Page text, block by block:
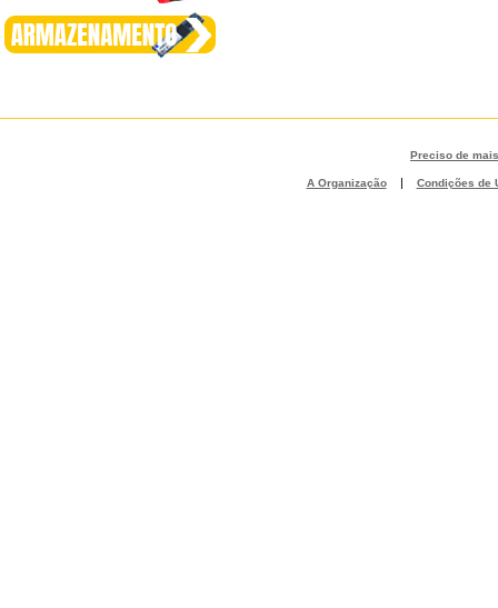
Preciso de
A Organização | Condições de